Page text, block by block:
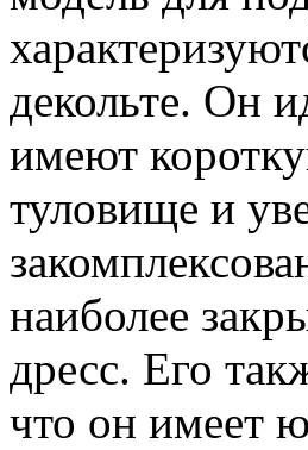
декольте. Он
имеют
туловище и
наиболее
дресс. Его
что он имеет